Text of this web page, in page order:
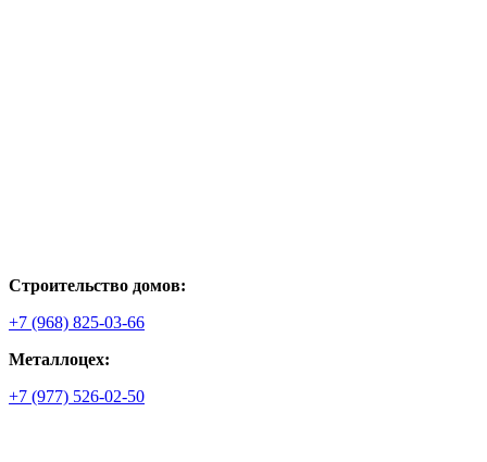
Строительство домов:
+7 (968) 825-03-66
Металлоцех:
+7 (977) 526-02-50